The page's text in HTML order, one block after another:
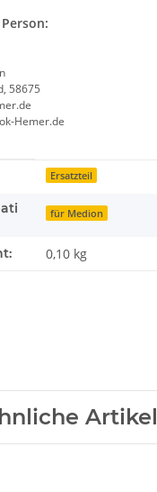
58675
Hemer.de
Ersatzteil
für Medion
0,10 kg
Artikel